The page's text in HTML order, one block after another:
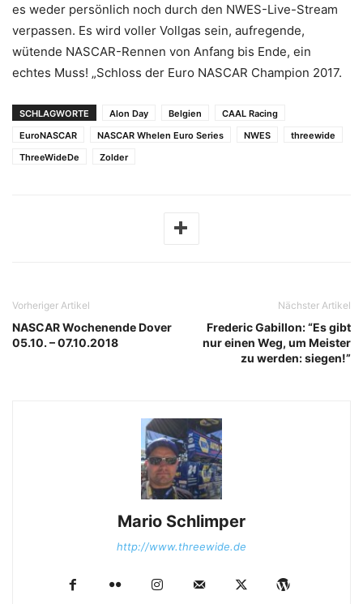
es weder persönlich noch durch den NWES-Live-Stream
verpassen. Es wird voller Vollgas sein, aufregende,
wütende NASCAR-Rennen von Anfang bis Ende, ein
echtes Muss! „Schloss der Euro NASCAR Champion 2017.
SCHLAGWORTE Alon Day Belgien
CAAL Racing
EuroNASCAR
NASCAR Whelen Euro Series NWES
threewide
ThreeWideDe
Zolder
Vorheriger Artikel
NASCAR Wochenende Dover
05.10. – 07.10.2018
Nächster Artikel
Frederic Gabillon: “Es gibt
nur einen Weg, um Meister
zu werden: siegen!”
Mario Schlimper
http://www.threewide.de